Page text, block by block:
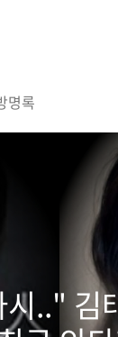
명록
.." 김